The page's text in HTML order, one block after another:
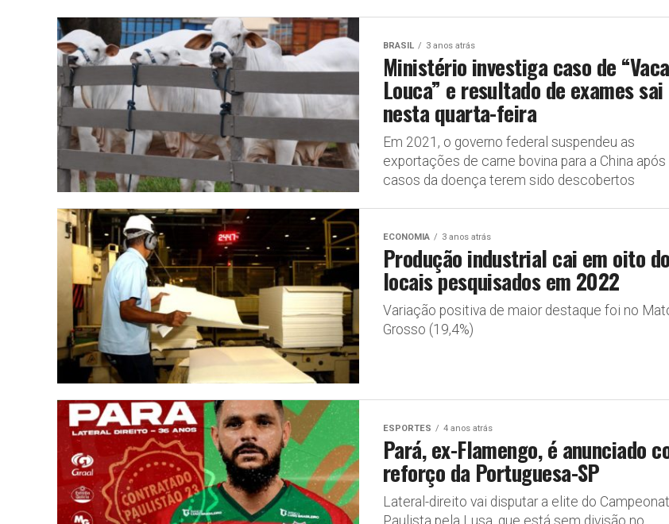
BRASIL 3 anos atrás
Ministério investiga caso de “Vaca
Louca” e resultado de exames sai
nesta quarta-feira
Em 2021, o governo federal suspendeu as
exportações de carne bovina para a China após
casos da doença terem sido descobertos
ECONOMIA 3 anos atrás
Produção industrial cai em oito
locais pesquisados em 2022
Variação positiva de maior destaque foi no
Grosso (19,4%)
ESPORTES 4 anos atrás
Pará, ex-Flamengo, é anunciado
reforço da Portuguesa-SP
Lateral-direito vai disputar a elite do
Paulista pela Lusa, que está sem divisão no